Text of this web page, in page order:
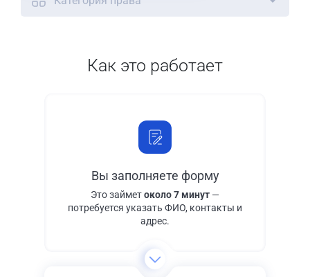
Как это работает
Вы заполняете форму
Это займетоколо 7 минут —
потребуется указать ФИО, контакты и
адрес.